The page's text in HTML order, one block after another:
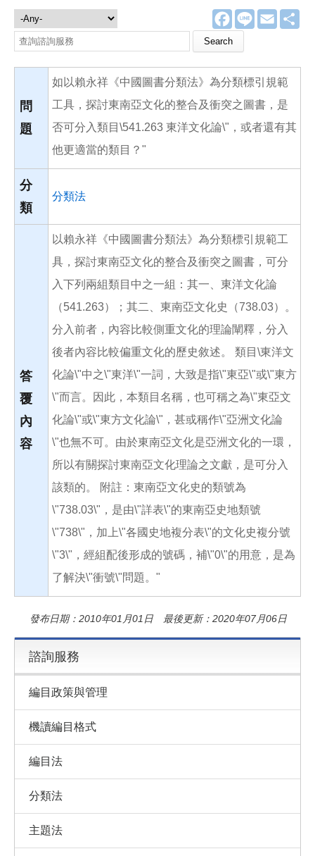
F
a
e
o
o
L
E
m
諮詢服務
Search this site
問
題
如以賴永祥《中國圖書分類法》為分類標引規範
工具，探討東南亞文化的整合及衝突之圖書，是
否可分入類目\541.263 東洋文化論\"，或者還有其
他更適當的類目？"
分
類
分類法
答
覆
內
容
以賴永祥《中國圖書分類法》為分類標引規範工
具，探討東南亞文化的整合及衝突之圖書，可分
入下列兩組類目中之一組：其一、東洋文化論
（541.263）；其二、東南亞文化史（738.03）。
分入前者，內容比較側重文化的理論闡釋，分入
後者內容比較偏重文化的歷史敘述。 類目\東洋文
化論\"中之\"東洋\"一詞，大致是指\"東亞\"或\"東方
\"而言。因此，本類目名稱，也可稱之為\"東亞文
化論\"或\"東方文化論\"，甚或稱作\"亞洲文化論
\"也無不可。由於東南亞文化是亞洲文化的一環，
所以有關探討東南亞文化理論之文獻，是可分入
該類的。 附註：東南亞文化史的類號為
\"738.03\"，是由\"詳表\"的東南亞史地類號
\"738\"，加上\"各國史地複分表\"的文化史複分號
\"3\"，經組配後形成的號碼，補\"0\"的用意，是為
了解決\"衝號\"問題。"
發布日期：2010年01月01日 最後更新：2020年07月06日
諮詢服務
編目政策與管理
機讀編目格式
編目法
分類法
主題法